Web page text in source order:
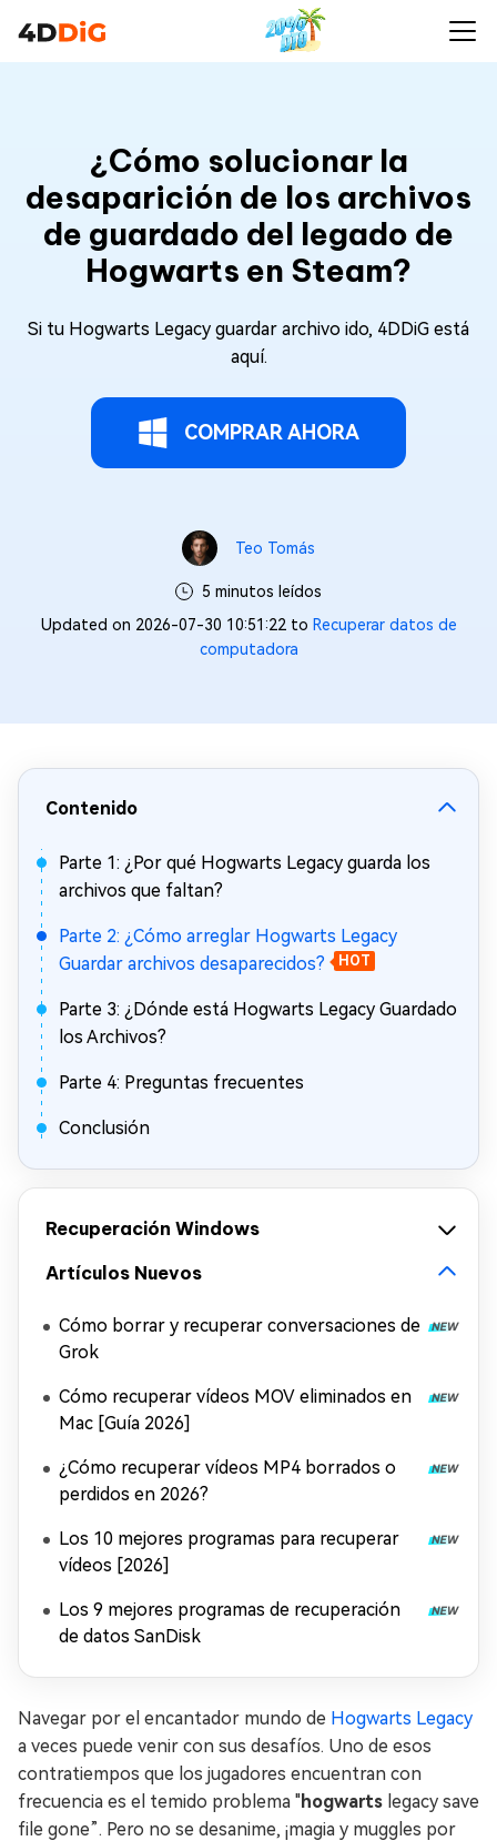
¿Cómo solucionar la
desaparición de los archivos
de guardado del legado de
Hogwarts en Steam?
Si tu Hogwarts Legacy guardar archivo ido, 4DDiG está
aquí.
COMPRAR AHORA
Teo Tomás
5 minutos leídos
Updated on 2026-07-30 10:51:22 to Recuperar datos de
computadora
Contenido
Parte 1: ¿Por qué Hogwarts Legacy guarda los
archivos que faltan?
Parte 2: ¿Cómo arreglar Hogwarts Legacy
Guardar archivos desaparecidos?
HOT
Parte 3: ¿Dónde está Hogwarts Legacy Guardado
los Archivos?
Parte 4: Preguntas frecuentes
Conclusión
Recuperación Windows
Artículos Nuevos
Cómo borrar y recuperar conversaciones de
Grok
Cómo recuperar vídeos MOV eliminados en
Mac [Guía 2026]
¿Cómo recuperar vídeos MP4 borrados o
perdidos en 2026?
Los 10 mejores programas para recuperar
vídeos [2026]
Los 9 mejores programas de recuperación
de datos SanDisk
Navegar por el encantador mundo de Hogwarts Legacy
a veces puede venir con sus desafíos. Uno de esos
contratiempos que los jugadores encuentran con
frecuencia es el temido problema "hogwarts legacy save
file gone”. Pero no se desanime, ¡magia y muggles por